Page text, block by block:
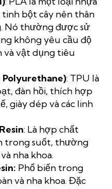
bột cây nên thân
Nó thường được sử
không yêu cầu độ
và vật dụng tiêu
Polyurethane): TPU là
đàn hồi, thích hợp
giày dép và các linh
: Là hợp chất
trong suốt, thường
nha khoa.
Phổ biến trong
và nha khoa. Đặc